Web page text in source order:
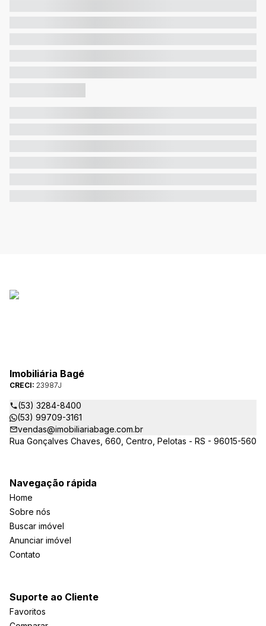
Imobiliária Bagé
CRECI: 23987J
(53) 3284-8400
(53) 99709-3161
vendas@imobiliariabage.com.br
Rua Gonçalves Chaves, 660, Centro, Pelotas - RS - 96015-560
Navegação rápida
Home
Sobre nós
Buscar imóvel
Anunciar imóvel
Contato
Suporte ao Cliente
Favoritos